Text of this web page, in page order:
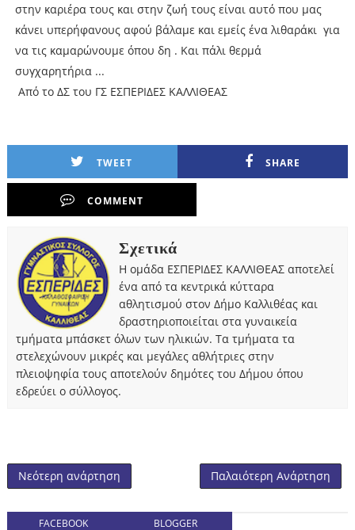
στην καριέρα τους και στην ζωή τους είναι αυτό που μας
κάνει υπερήφανους αφού βάλαμε και εμείς ένα λιθαράκι για
να τις καμαρώνουμε όπου δη . Και πάλι θερμά
συγχαρητήρια ...
Από το ΔΣ του ΓΣ ΕΣΠΕΡΙΔΕΣ ΚΑΛΛΙΘΕΑΣ
TWEET SHARE
COMMENT
Σχετικά
Η ομάδα ΕΣΠΕΡΙΔΕΣ ΚΑΛΛΙΘΕΑΣ αποτελεί
ένα από τα κεντρικά κύτταρα
αθλητισμού στον Δήμο Καλλιθέας και
δραστηριοποιείται στα γυναικεία
τμήματα μπάσκετ όλων των ηλικιών. Τα τμήματα τα
στελεχώνουν μικρές και μεγάλες αθλήτριες στην
πλειοψηφία τους αποτελούν δημότες του Δήμου όπου
εδρεύει ο σύλλογος.
Νεότερη ανάρτηση Παλαιότερη Ανάρτηση
FACEBOOK BLOGGER